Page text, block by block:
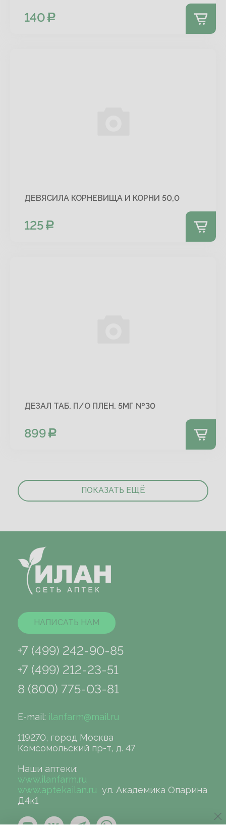
140
ДЕВЯСИЛА КОРНЕВИЩА И КОРНИ 50,0
125
ДЕЗАЛ ТАБ. П/О ПЛЕН. 5МГ №30
899
ПОКАЗАТЬ ЕЩЁ
НАПИСАТЬ НАМ
+7 (499) 242-90-85
+7 (499) 212-23-51
8 (800) 775-03-81
E-mail: ilanfarm@mail.ru
119270, город Москва
Комсомольский пр-т, д. 47
Наши аптеки:
www.ilanfarm.ru
www.aptekailan.ru ул. Академика Опарина
Д4к1